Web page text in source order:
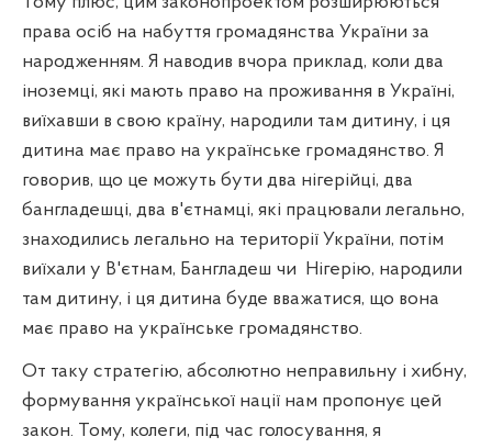
права осіб на набуття громадянства України за
народженням. Я наводив вчора приклад, коли два
іноземці, які мають право на проживання в Україні,
виїхавши в свою країну, народили там дитину, і ця
дитина має право на українське громадянство. Я
говорив, що це можуть бути два нігерійці, два
бангладешці, два в'єтнамці, які працювали легально,
знаходились легально на території України, потім
виїхали у В'єтнам, Бангладеш чи
Нігерію, народили
там дитину, і ця дитина буде вважатися, що вона
має право на українське громадянство.
От таку стратегію, абсолютно неправильну і хибну,
формування української нації нам пропонує цей
закон. Тому, колеги, під час голосування, я